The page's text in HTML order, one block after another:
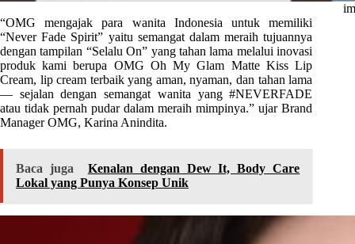
“OMG mengajak para wanita Indonesia untuk memiliki
“Never Fade Spirit” yaitu semangat dalam meraih tujuannya
dengan tampilan “Selalu On” yang tahan lama melalui inovasi
produk kami berupa OMG Oh My Glam Matte Kiss Lip
Cream, lip cream terbaik yang aman, nyaman, dan tahan lama
— sejalan dengan semangat wanita yang #NEVERFADE
atau tidak pernah pudar dalam meraih mimpinya.” ujar Brand
Manager OMG, Karina Anindita.
Baca juga
Kenalan dengan Dew It, Body Care
Lokal yang Punya Konsep Unik